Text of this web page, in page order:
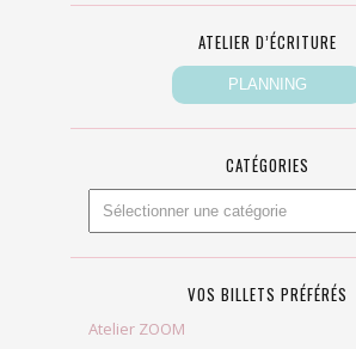
ATELIER D’ÉCRITURE
CATÉGORIES
VOS BILLETS PRÉFÉRÉS
Atelier ZOOM